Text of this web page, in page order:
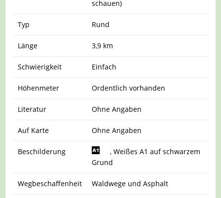
schauen)
Typ Rund
Länge 3,9 km
Schwierigkeit Einfach
Höhenmeter Ordentlich vorhanden
Literatur Ohne Angaben
Auf Karte Ohne Angaben
Beschilderung
, Weißes A1 auf schwarzem
Grund
Wegbeschaffenheit Waldwege und Asphalt